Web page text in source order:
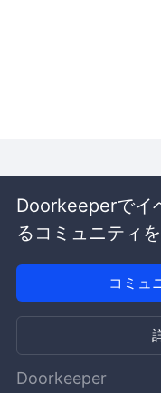
Doorkeeperでイ
るコミュニティ
コミュ
Doorkeeper